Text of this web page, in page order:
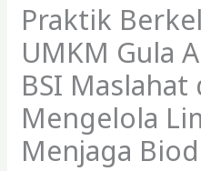
Praktik
UMKM Gula
BSI Maslahat
Mengelola
Menjaga